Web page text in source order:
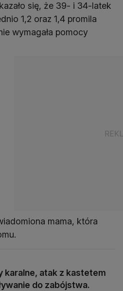
się, że 39- i 34-latek
1,2 oraz 1,4 promila
wymagała pomocy
mama, która
karalne, atak z kastetem
do zabójstwa.